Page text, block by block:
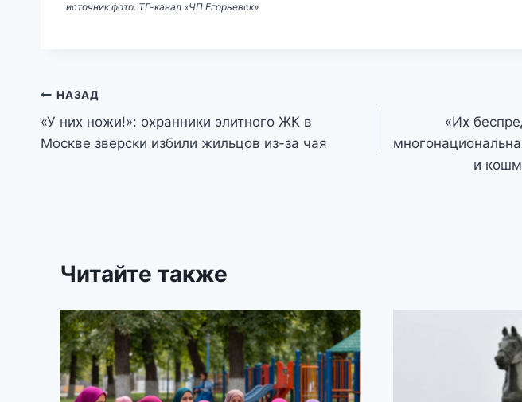
источник фото: ТГ-канал «ЧП Егорьевск»
Навигация
по
НАЗАД
«У них ножи!»: охранники элитного ЖК в
Москве зверски избили жильцов из-за чая
«Их
и
Читайте также